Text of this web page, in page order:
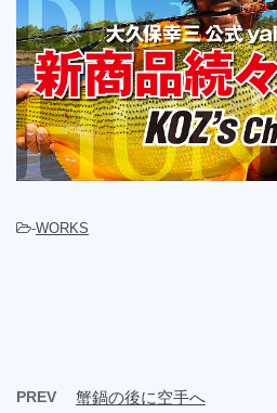
-WORKS
PREV 蟹鍋の後に空手へ